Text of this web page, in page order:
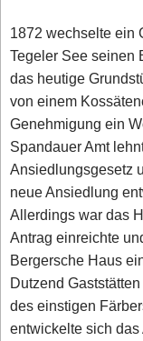
1872 wechselte ein
Tegeler See seinen
das heutige
von einem
Genehmigung ein
Spandauer Amt
Ansiedlungsgesetz
neue Ansiedlung
Allerdings war das
Antrag einreichte
Bergersche Haus
Dutzend
des einstigen
entwickelte sich das